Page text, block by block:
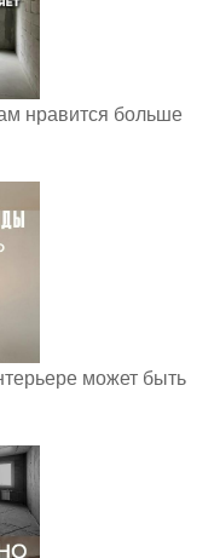
нравится больше
может быть